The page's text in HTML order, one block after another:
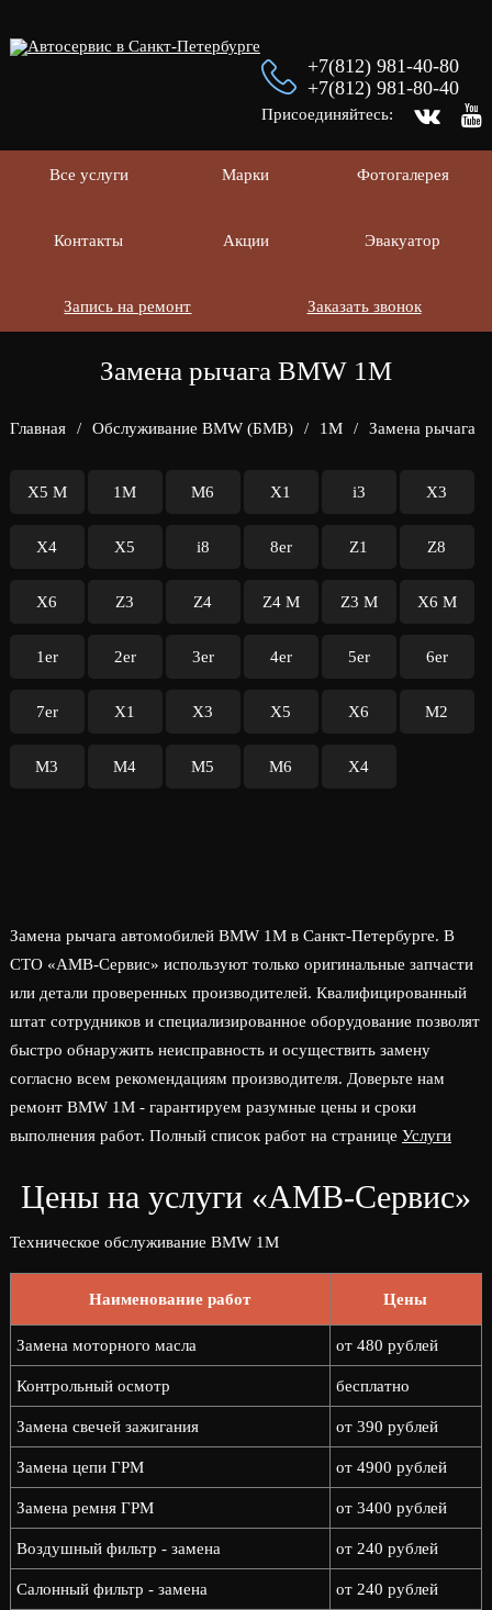
+7(812) 981-40-80
+7(812) 981-80-40
Присоединяйтесь:
Все услуги Марки Фотогалерея
Контакты Акции Эвакуатор
Заказать звонок
Запись на ремонт
Замена рычага BMW 1M
Главная / Обслуживание BMW (БМВ) / 1M / Замена рычага
X5 M 1M M6 X1 i3 X3
X4 X5 i8 8er Z1 Z8
X6 Z3 Z4 Z4 M Z3 M X6 M
1er 2er 3er 4er 5er 6er
7er X1 X3 X5 X6 M2
M3 M4 M5 M6 X4
Замена рычага автомобилей BMW 1M в Санкт-Петербурге. В
СТО «АМВ-Сервис» используют только оригинальные запчасти
или детали проверенных производителей. Квалифицированный
штат сотрудников и специализированное оборудование позволят
быстро обнаружить неисправность и осуществить замену
согласно всем рекомендациям производителя. Доверьте нам
ремонт BMW 1M - гарантируем разумные цены и сроки
выполнения работ. Полный список работ на странице Услуги
Цены на услуги «АМВ-Сервис»
Техническое обслуживание BMW 1M
Наименование работ Цены
Замена моторного масла от 480 рублей
Контрольный осмотр бесплатно
Замена свечей зажигания от 390 рублей
Замена цепи ГРМ от 4900 рублей
Замена ремня ГРМ от 3400 рублей
Воздушный фильтр - замена от 240 рублей
Салонный фильтр - замена от 240 рублей